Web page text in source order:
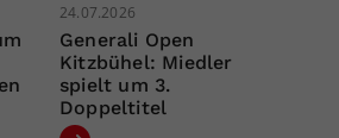
24.07.2026
Generali Open
Kitzbühel: Miedler
spielt um 3.
Doppeltitel